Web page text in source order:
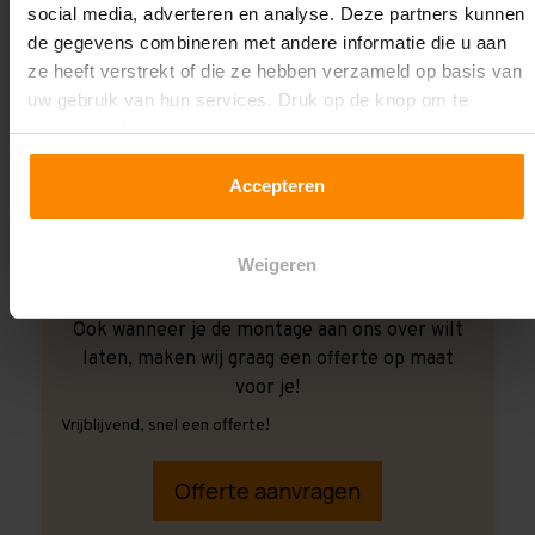
social media, adverteren en analyse. Deze partners kunnen
de gegevens combineren met andere informatie die u aan
ze heeft verstrekt of die ze hebben verzameld op basis van
uw gebruik van hun services. Druk op de knop om te
accepteren!
Accepteren
Weigeren
Ook wanneer je de montage aan ons over wilt
laten, maken wij graag een offerte op maat
voor je!
Vrijblijvend, snel een offerte!
Offerte aanvragen